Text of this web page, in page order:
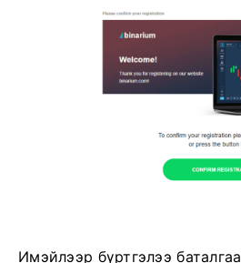
Имэйлээр бүртгэлээ